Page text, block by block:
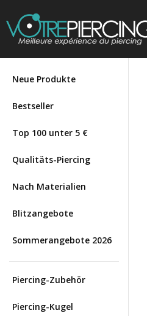
Neue Produkte
Bestseller
Top 100 unter 5 €
Qualitäts-Piercing
Nach Materialien
Blitzangebote
Sommerangebote 2026
Piercing-Zubehör
Piercing-Kugel